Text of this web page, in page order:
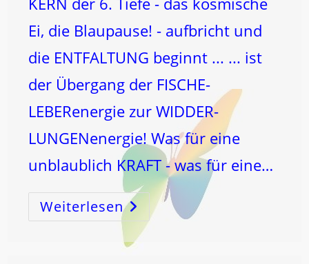
Ei, die Blaupause! - aufbricht und
die ENTFALTUNG beginnt ... ... ist
der Übergang der FISCHE-
LEBERenergie zur WIDDER-
LUNGENenergie! Was für eine
unblaublich KRAFT - was für eine…
WeiterlesenABHEBEN!
–
Oder
ABSTÜRZEN!